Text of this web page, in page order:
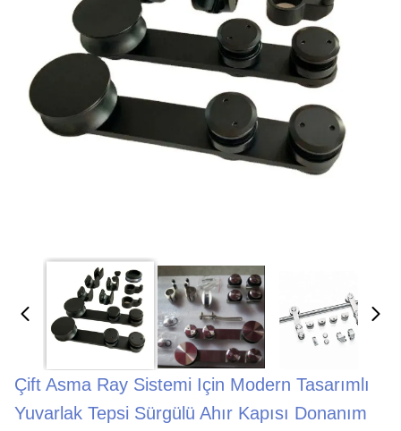
Çift Asma Ray Sistemi Için Modern Tasarımlı
Yuvarlak Tepsi Sürgülü Ahır Kapısı Donanım